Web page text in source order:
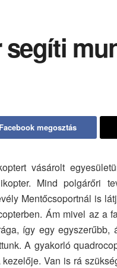
Facebook megosztás
vásárolt
Mind polgárőri
Mentőcsoportnál is
Ám mivel az a
így egy egyszerűbb,
A gyakorló
Van is rá